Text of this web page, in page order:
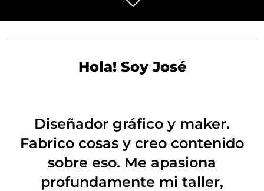
Hola! Soy José
Diseñador gráfico y maker.
Fabrico cosas y creo contenido
sobre eso. Me apasiona
profundamente mi taller,